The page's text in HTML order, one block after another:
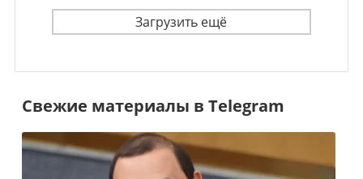
Загрузить ещё
Свежие материалы в Telegram